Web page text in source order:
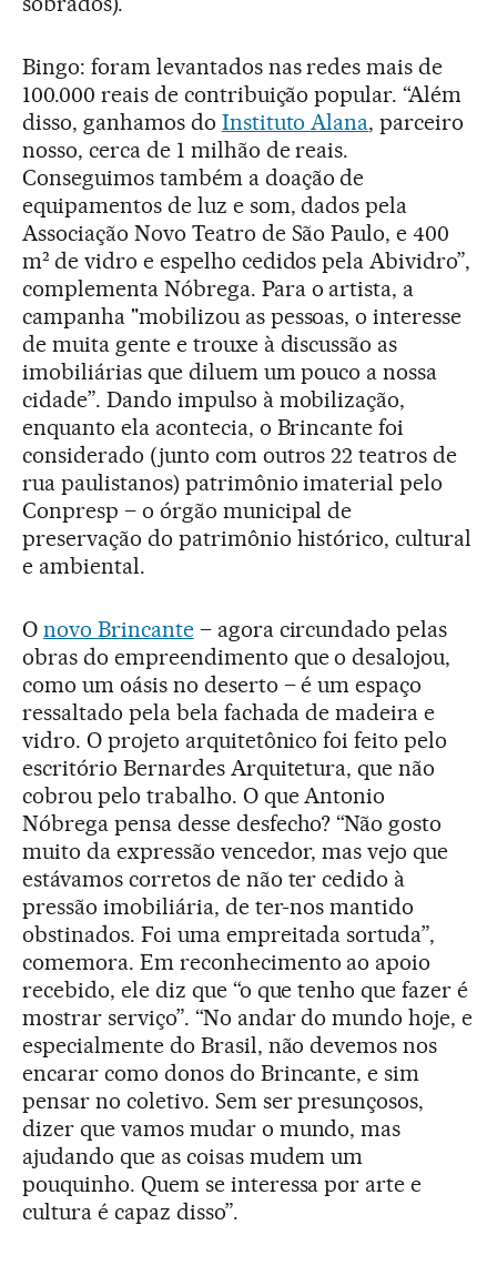
Bingo: foram levantados nas redes mais de
100.000 reais de contribuição popular. “Além
disso, ganhamos do Instituto Alana, parceiro
nosso, cerca de 1 milhão de reais.
Conseguimos também a doação de
equipamentos de luz e som, dados pela
Associação Novo Teatro de São Paulo, e 400
m² de vidro e espelho cedidos pela Abividro”,
complementa Nóbrega. Para o artista, a
campanha "mobilizou as pessoas, o interesse
de muita gente e trouxe à discussão as
imobiliárias que diluem um pouco a nossa
cidade”. Dando impulso à mobilização,
enquanto ela acontecia, o Brincante foi
considerado (junto com outros 22 teatros de
rua paulistanos) patrimônio imaterial pelo
Conpresp – o órgão municipal de
preservação do patrimônio histórico, cultural
e ambiental.
O novo Brincante– agora circundado pelas
obras do empreendimento que o desalojou,
como um oásis no deserto – é um espaço
ressaltado pela bela fachada de madeira e
vidro. O projeto arquitetônico foi feito pelo
escritório Bernardes Arquitetura, que não
cobrou pelo trabalho. O que Antonio
Nóbrega pensa desse desfecho? “Não gosto
muito da expressão vencedor, mas vejo que
estávamos corretos de não ter cedido à
pressão imobiliária, de ter-nos mantido
obstinados. Foi uma empreitada sortuda”,
comemora. Em reconhecimento ao apoio
recebido, ele diz que “o que tenho que fazer é
mostrar serviço”. “No andar do mundo hoje, e
especialmente do Brasil, não devemos nos
encarar como donos do Brincante, e sim
pensar no coletivo. Sem ser presunçosos,
dizer que vamos mudar o mundo, mas
ajudando que as coisas mudem um
pouquinho. Quem se interessa por arte e
cultura é capaz disso”.